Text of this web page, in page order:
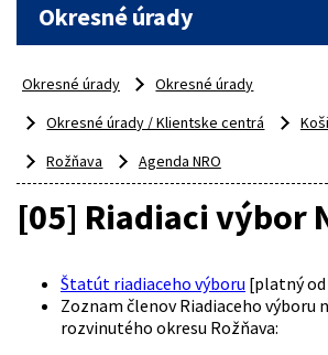
Okresné úrady
Okresné úrady
Okresné úrady
Okresné úrady / Klientske centrá
Rožňava
Agenda NRO
[05] Riadiaci výbor
Štatút riadiaceho výboru [platný od
Zoznam členov Riadiaceho výboru
rozvinutého okresu Rožňava: